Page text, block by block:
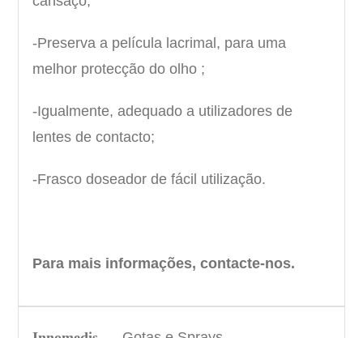
-Preserva a película lacrimal, para uma
melhor protecção do olho ;
-Igualmente, adequado a utilizadores de
lentes de contacto;
-Frasco doseador de fácil utilização.
Para mais informações, contacte-nos.